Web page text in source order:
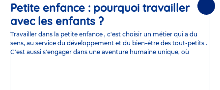
Petite enfance : pourquoi travailler
avec les enfants ?Article
Travailler dans la petite enfance , c'est choisir un métier qui a du
sens, au service du développement et du bien-être des tout-petits .
C'est aussi s'engager dans une aventure humaine unique, où